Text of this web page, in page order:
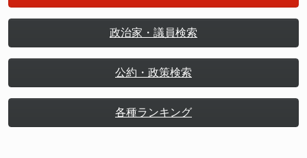
政治家・議員検索
公約・政策検索
各種ランキング